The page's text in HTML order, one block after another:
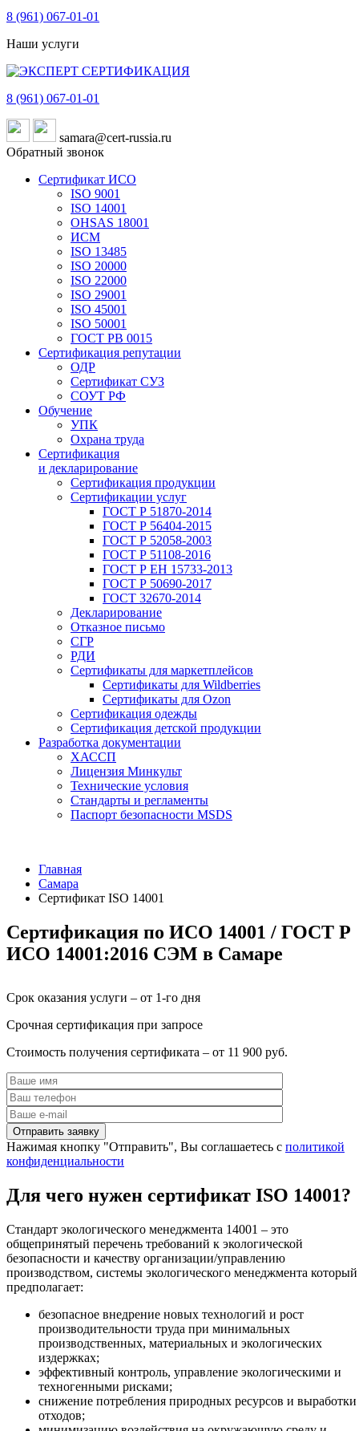
8 (961) 067-01-01
Наши услуги
8 (961) 067-01-01
samara@cert-russia.ru
Обратный звонок
Сертификат ИСО
ISO 9001
ISO 14001
OHSAS 18001
ИСМ
ISO 13485
ISO 20000
ISO 22000
ISO 29001
ISO 45001
ISO 50001
ГОСТ РВ 0015
Сертификация репутации
ОДР
Сертификат СУЗ
СОУТ РФ
Обучение
УПК
Охрана труда
Сертификация
и декларирование
Сертификация продукции
Сертификации услуг
ГОСТ Р 51870-2014
ГОСТ Р 56404-2015
ГОСТ Р 52058-2003
ГОСТ Р 51108-2016
ГОСТ Р ЕН 15733-2013
ГОСТ Р 50690-2017
ГОСТ 32670-2014
Декларирование
Отказное письмо
СГР
РДИ
Сертификаты для маркетплейсов
Сертификаты для Wildberries
Сертификаты для Ozon
Сертификация одежды
Сертификация детской продукции
Разработка документации
ХАССП
Лицензия Минкульт
Технические условия
Стандарты и регламенты
Паспорт безопасности MSDS
Главная
Самара
Сертификат ISO 14001
Сертификация по ИСО 14001 / ГОСТ Р
ИСО 14001:2016 СЭМ в Самаре
Срок оказания услуги – от 1-го дня
Срочная сертификация при запросе
Стоимость получения сертификата – от 11 900 руб.
Нажимая кнопку "Отправить", Вы соглашаетесь с политикой
конфиденциальности
Для чего нужен сертификат ISO 14001?
Стандарт экологического менеджмента 14001 – это
общепринятый перечень требований к экологической
безопасности и качеству организации/управлению
производством, системы экологического менеджмента который
предполагает:
безопасное внедрение новых технологий и рост
производительности труда при минимальных
производственных, материальных и экологических
издержках;
эффективный контроль, управление экологическими и
техногенными рисками;
снижение потребления природных ресурсов и выработки
отходов;